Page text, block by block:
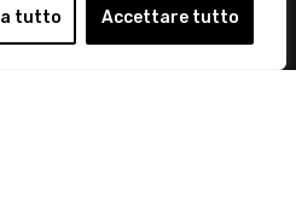
tutto Accettare tutto
- Tel 02 76016405